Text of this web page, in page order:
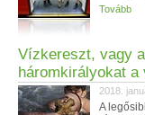
Tovább
Vízkereszt, vagy
háromkirályokat a
2018.
A